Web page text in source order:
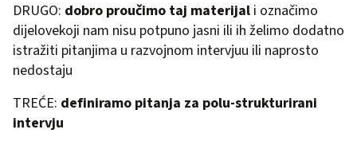
DRUGO: dobro proučimo taj materijal i označimo
dijelovekoji nam nisu potpuno jasni ili ih želimo dodatno
istražiti pitanjima u razvojnom intervjuu ili naprosto
nedostaju
TREĆE: definiramo pitanja za polu-strukturirani
intervju